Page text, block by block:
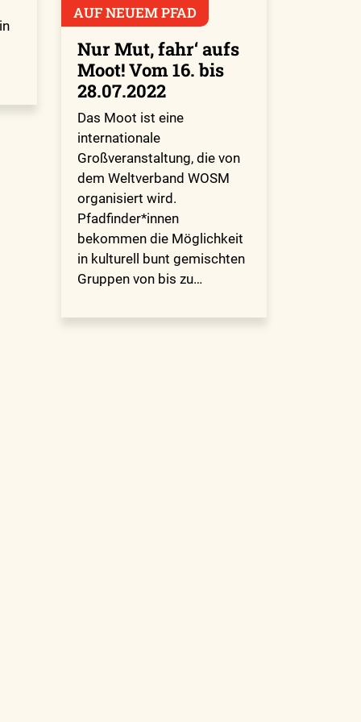
AUF NEUEM PFAD
Nur Mut, fahr‘ aufs
Moot! Vom 16. bis
28.07.2022
Das Moot ist eine
internationale
Großveranstaltung, die von
dem Weltverband WOSM
organisiert wird.
Pfadfinder*innen
bekommen die Möglichkeit
in kulturell bunt gemischten
Gruppen von bis zu…